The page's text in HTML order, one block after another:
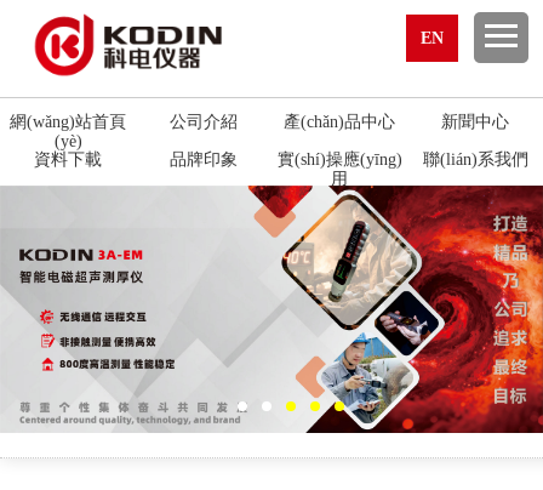
網(wǎng)站首頁
(yè)
公司介紹 產(chǎn)品中心 新聞中心
資料下載 品牌印象
實(shí)操應(yīng)
用
聯(lián)系我們
EN